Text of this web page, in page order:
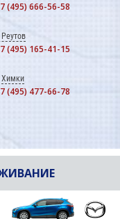
(495) 666-56-58
Реутов
(495) 165-41-15
Химки
(495) 477-66-78